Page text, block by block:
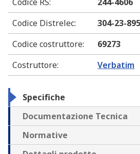
Codice RS:
244-4606
Codice Distrelec:
304-23-895
Codice costruttore:
69273
Costruttore: Verbatim
Specifiche
Documentazione Tecnica
Normative